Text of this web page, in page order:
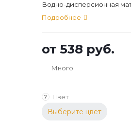
Водно-дисперсионная
Подробнее
от 538 руб.
Много
? Цвет
Выберите цвет